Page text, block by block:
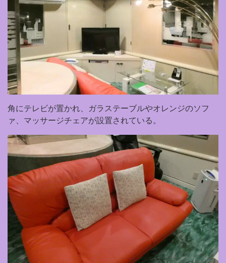
角にテレビが置かれ、ガラステーブルやオレンジのソフ
ァ、マッサージチェアが設置されている。